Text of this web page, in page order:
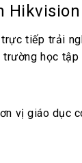
Hikvision
tiếp trải
học
vị giáo dục